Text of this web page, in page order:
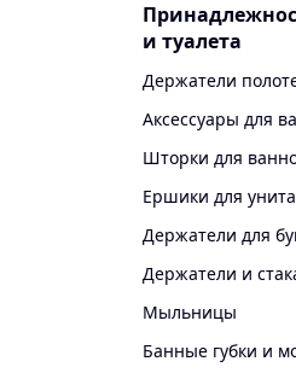
и туалета
Держатели
Аксессуары для
Шторки для
Ершики для
Держатели для
Держатели и
Мыльницы
Банные губки и